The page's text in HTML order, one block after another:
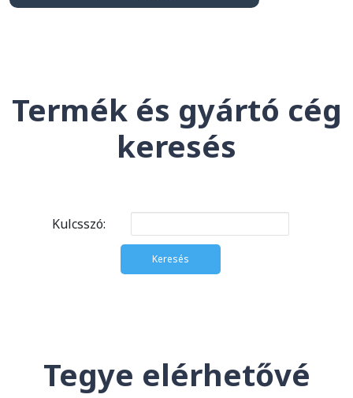
Termék és gyártó cég
keresés
Kulcsszó:
Tegye elérhetővé